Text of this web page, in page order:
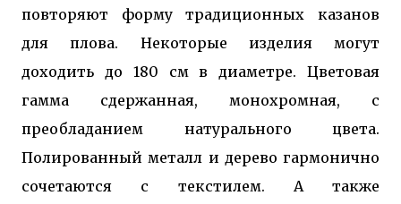
повторяют форму традиционных казанов
для плова. Некоторые изделия могут
доходить до 180 см в диаметре. Цветовая
гамма сдержанная, монохромная, с
преобладанием натурального цвета.
Полированный металл и дерево гармонично
сочетаются с текстилем. А также